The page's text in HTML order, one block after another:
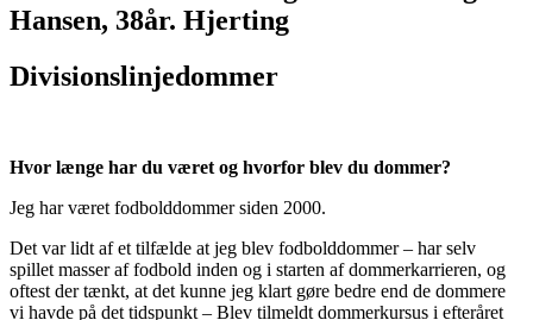
Hansen, 38år. Hjerting
Divisionslinjedommer
Hvor længe har du været og hvorfor blev du dommer?
Jeg har været fodbolddommer siden 2000.
Det var lidt af et tilfælde at jeg blev fodbolddommer – har selv
spillet masser af fodbold inden og i starten af dommerkarrieren, og
oftest der tænkt, at det kunne jeg klart gøre bedre end de dommere
vi havde på det tidspunkt – Blev tilmeldt dommerkursus i efteråret